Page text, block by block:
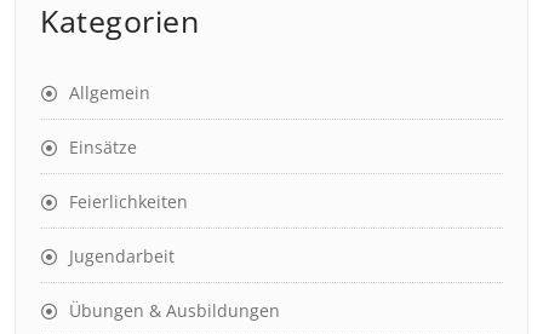
Kategorien
Allgemein
Einsätze
Feierlichkeiten
Jugendarbeit
Übungen & Ausbildungen